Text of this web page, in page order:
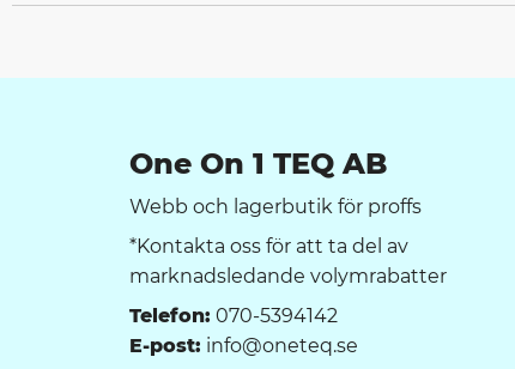
One On 1 TEQ AB
Webb och lagerbutik för proffs
*Kontakta oss för att ta del av
marknadsledande volymrabatter
Telefon: 070-5394142
E-post: info@oneteq.se